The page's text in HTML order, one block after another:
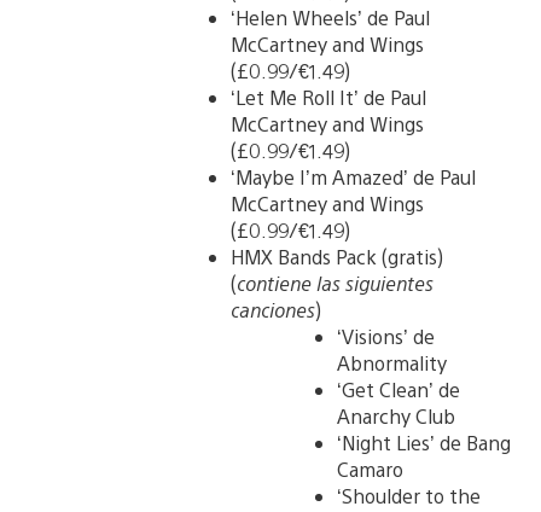
‘Helen Wheels’ de Paul
McCartney and Wings
(£0.99/€1.49)
‘Let Me Roll It’ de Paul
McCartney and Wings
(£0.99/€1.49)
‘Maybe I’m Amazed’ de Paul
McCartney and Wings
(£0.99/€1.49)
HMX Bands Pack (gratis)
(contiene las siguientes
canciones)
‘Visions’ de
Abnormality
‘Get Clean’ de
Anarchy Club
‘Night Lies’ de Bang
Camaro
‘Shoulder to the